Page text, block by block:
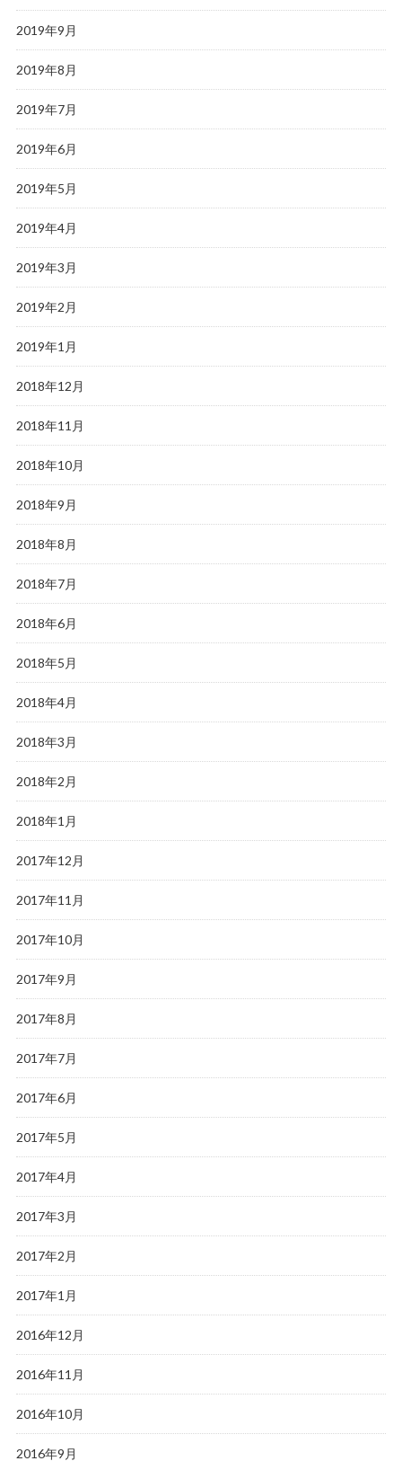
2019年9月
2019年8月
2019年7月
2019年6月
2019年5月
2019年4月
2019年3月
2019年2月
2019年1月
2018年12月
2018年11月
2018年10月
2018年9月
2018年8月
2018年7月
2018年6月
2018年5月
2018年4月
2018年3月
2018年2月
2018年1月
2017年12月
2017年11月
2017年10月
2017年9月
2017年8月
2017年7月
2017年6月
2017年5月
2017年4月
2017年3月
2017年2月
2017年1月
2016年12月
2016年11月
2016年10月
2016年9月